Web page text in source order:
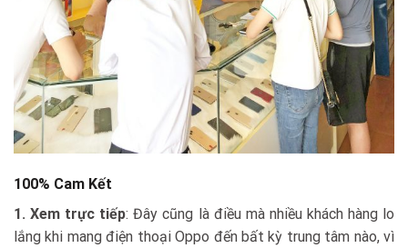
100% Cam Kết
1. Xem trực tiếp: Đây cũng là điều mà nhiều khách hàng lo
lắng khi mang điện thoại Oppo đến bất kỳ trung tâm nào, vì